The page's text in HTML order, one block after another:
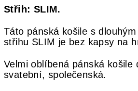
Střih: SLIM.
Táto pánská košile s
střihu SLIM je bez kapsy na
Velmi oblíbená pánská košile
svatební, společenská.